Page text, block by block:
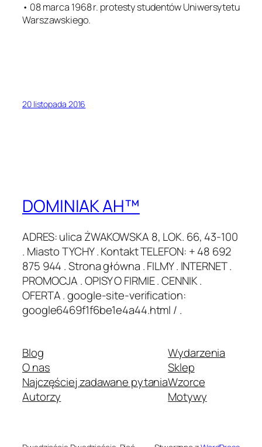
• 08 marca 1968 r. protesty studentów Uniwersytetu
Warszawskiego.
20 listopada 2016
DOMINIAK AH™
ADRES: ulica ŻWAKOWSKA 8, LOK. 66, 43-100
. Miasto TYCHY . Kontakt TELEFON: + 48 692
875 944 . Strona główna . FILMY . INTERNET .
PROMOCJA . OPISY O FIRMIE . CENNIK .
OFERTA . google-site-verification:
google6469f1f6be1e4a44.html / .
Blog
O nas
Najczęściej zadawane pytania
Autorzy
Wydarzenia
Sklep
Wzorce
Motywy